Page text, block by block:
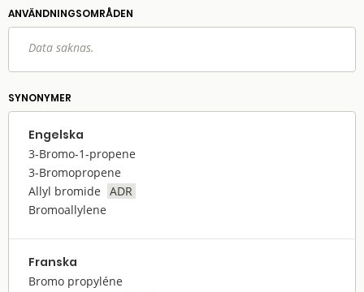
ANVÄNDNINGS­OMRÅDEN
Data saknas.
SYNONYMER
Engelska
3-Bromo-1-propene
3-Bromopropene
Allyl bromide
ADR
Bromoallylene
Franska
Bromo propyléne